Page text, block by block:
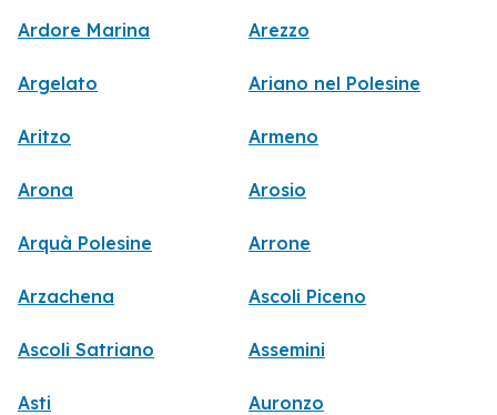
Ardore Marina Arezzo
Argelato Ariano nel Polesine
Aritzo Armeno
Arona Arosio
Arquà Polesine Arrone
Arzachena Ascoli Piceno
Ascoli Satriano Assemini
Asti Auronzo